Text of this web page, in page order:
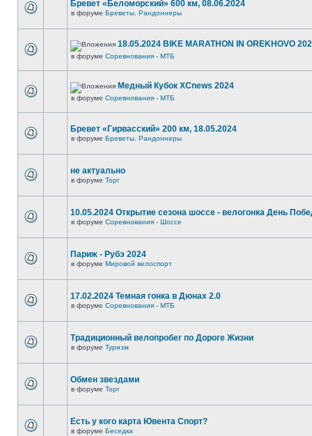
Бревет «Беломорский» 600 км, 08.06.2024
в форуме Бреветы. Рандоннеры
18.05.2024 BIKE MARATHON IN OREKHOVO
в форуме Соревнования - МТБ
Медный Кубок XCnews 2024
в форуме Соревнования - МТБ
Бревет «Гирвасский» 200 км, 18.05.2024
в форуме Бреветы. Рандоннеры
не актуально
в форуме Торг
10.05.2024 Открытие сезона шоссе - велогонка День
в форуме Соревнования - Шоссе
Париж - Рубэ 2024
в форуме Мировой велоспорт
17.02.2024 Темная гонка в Дюнах 2.0
в форуме Соревнования - МТБ
Традиционный велопробег по Дороге Жизни
в форуме Туризм
Обмен звездами
в форуме Торг
Есть у кого карта Ювента Спорт?
в форуме Беседка